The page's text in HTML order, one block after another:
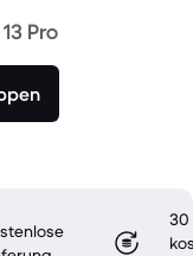
Pro
30